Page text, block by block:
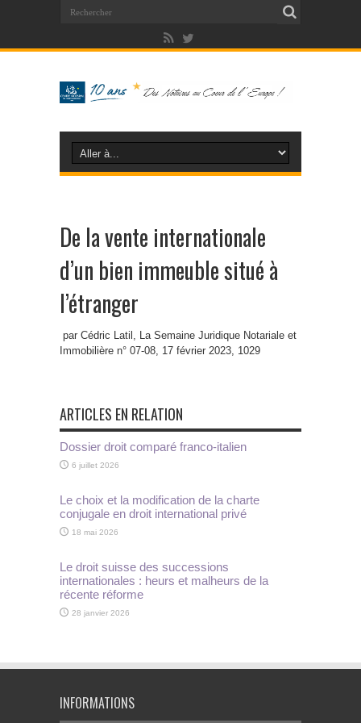
De la vente internationale
d’un bien immeuble situé à
l’étranger
par Cédric Latil, La Semaine Juridique Notariale et
Immobilière n° 07-08, 17 février 2023, 1029
ARTICLES EN RELATION
Dossier droit comparé franco-italien
6 juillet 2026
Le choix et la modification de la charte
conjugale en droit international privé
18 mai 2026
Le droit suisse des successions
internationales : heurs et malheurs de la
récente réforme
28 janvier 2026
INFORMATIONS